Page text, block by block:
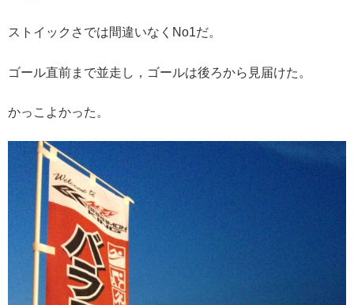
ストイックさでは間違いなくNo1だ。
ゴール直前まで並走し，ゴールは後ろから見届けた。
かっこよかった。